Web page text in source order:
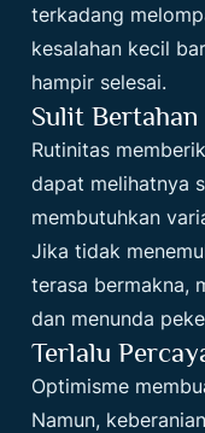
terkadang
kesalahan kecil
hampir selesai.
Sulit
Rutinitas
dapat melihatnya
membutuhkan
Jika tidak
terasa bermakna,
dan menunda
Terlalu
Optimisme
Namun,